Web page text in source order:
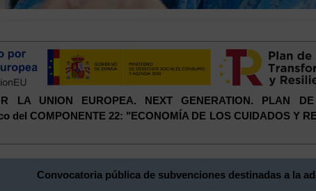
LA UNION EUROPEA. NEXT GENERATION. PLAN DE
del COMPONENTE 22: "ECONOMÍA DE LOS CUIDADOS Y
Convocatoria pública de subvenciones destinadas a la